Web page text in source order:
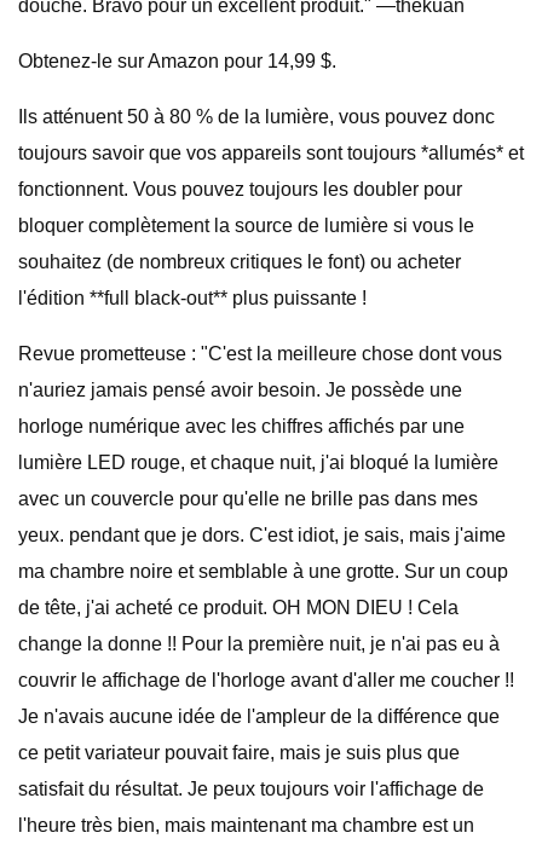
douche. Bravo pour un excellent produit." —thekuan
Obtenez-le sur Amazon pour 14,99 $.
Ils atténuent 50 à 80 % de la lumière, vous pouvez donc
toujours savoir que vos appareils sont toujours *allumés* et
fonctionnent. Vous pouvez toujours les doubler pour
bloquer complètement la source de lumière si vous le
souhaitez (de nombreux critiques le font) ou acheter
l'édition **full black-out** plus puissante !
Revue prometteuse : "C'est la meilleure chose dont vous
n'auriez jamais pensé avoir besoin. Je possède une
horloge numérique avec les chiffres affichés par une
lumière LED rouge, et chaque nuit, j'ai bloqué la lumière
avec un couvercle pour qu'elle ne brille pas dans mes
yeux. pendant que je dors. C'est idiot, je sais, mais j'aime
ma chambre noire et semblable à une grotte. Sur un coup
de tête, j'ai acheté ce produit. OH MON DIEU ! Cela
change la donne !! Pour la première nuit, je n'ai pas eu à
couvrir le affichage de l'horloge avant d'aller me coucher !!
Je n'avais aucune idée de l'ampleur de la différence que
ce petit variateur pouvait faire, mais je suis plus que
satisfait du résultat. Je peux toujours voir l'affichage de
l'heure très bien, mais maintenant ma chambre est un